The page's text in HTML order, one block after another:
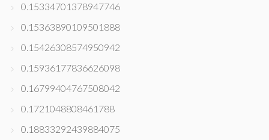
0.15334701378947746
0.15363890109501888
0.15426308574950942
0.15936177836626098
0.16799404767508042
0.1721048808461788
0.18833292439884075